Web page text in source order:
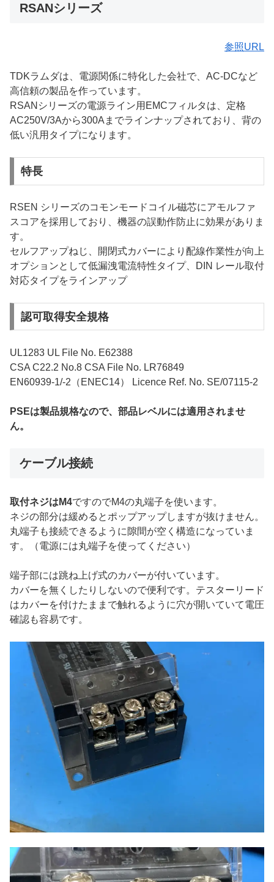
RSANシリーズ
参照URL
TDKラムダは、電源関係に特化した会社で、AC-DCなど
高信頼の製品を作っています。
RSANシリーズの電源ライン用EMCフィルタは、定格
AC250V/3Aから300Aまでラインナップされており、背の
低い汎用タイプになります。
特長
RSEN シリーズのコモンモードコイル磁芯にアモルファ
スコアを採用しており、機器の誤動作防止に効果がありま
す。
セルフアップねじ、開閉式カバーにより配線作業性が向上
オプションとして低漏洩電流特性タイプ、DIN レール取付
対応タイプをラインアップ
認可取得安全規格
UL1283 UL File No. E62388
CSA C22.2 No.8 CSA File No. LR76849
EN60939-1/-2（ENEC14） Licence Ref. No. SE/07115-2
PSEは製品規格なので、部品レベルには適用されませ
ん。
ケーブル接続
取付ネジはM4ですのでM4の丸端子を使います。
ネジの部分は緩めるとポップアップしますが抜けません。
丸端子も接続できるように隙間が空く構造になっていま
す。（電源には丸端子を使ってください）
端子部には跳ね上げ式のカバーが付いています。
カバーを無くしたりしないので便利です。テスターリード
はカバーを付けたままで触れるように穴が開いていて電圧
確認も容易です。